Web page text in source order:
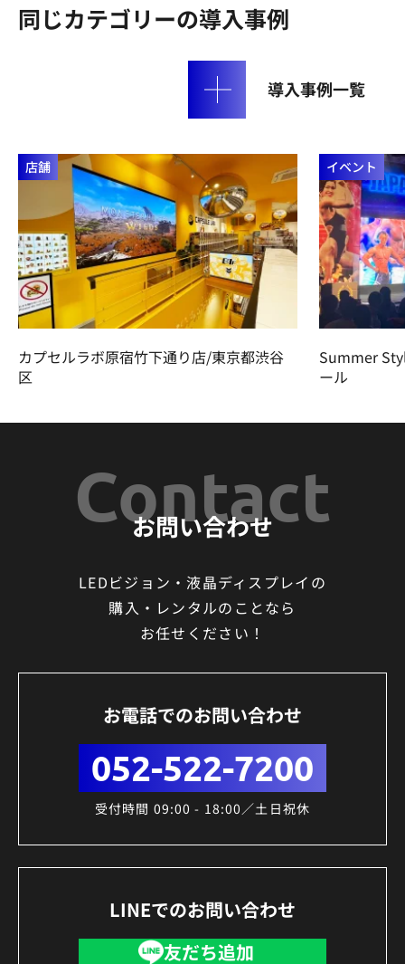
同じカテゴリーの導入事例
導入事例一覧
店舗
カプセルラボ原宿竹下通り店/東京都渋谷
区
イベント
Summer
ール
Contact
お問い合わせ
LEDビジョン・液晶ディスプレイの
購入・レンタルのことなら
お任せください！
お電話でのお問い合わせ
052-522-7200
受付時間 09:00 - 18:00／土日祝休
LINEでのお問い合わせ
友だち追加